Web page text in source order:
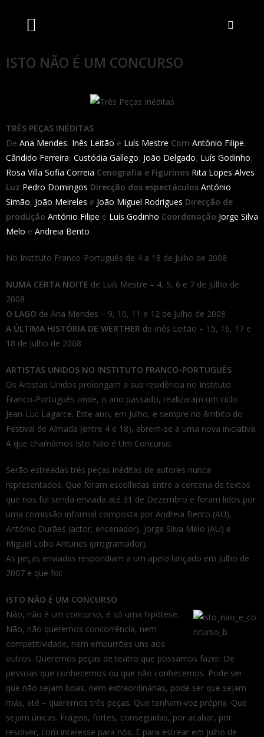
ISTO NÃO É UM CONCURSO
TRÊS PEÇAS INÉDITAS
De Ana Mendes, Inês Leitão e Luís Mestre Com António Filipe,
Cândido Ferreira, Custódia Gallego, João Delgado, Luís Godinho,
Rosa Villa Sofia Correia Cenografia e Figurinos Rita Lopes Alves
Luz Pedro Domingos Direcção dos espectáculos António
Simão, João Meireles e João Miguel Rodrigues Direcção de
produção António Filipe e Luís Godinho Coordenação Jorge Silva
Melo e Andreia Bento
No Instituto Franco-Português de 4 a 18 de Julho de 2008
NUMA CERTA NOITE de Luís Mestre – 4, 5, 6 e 7 de Julho de
2008
O LAGO de Ana Mendes – 9, 10, 11 e 12 de Julho de 2008
A ÚLTIMA HISTÓRIA DE WERTHER de Inês Leitão – 15, 16, 17 e
18 de Julho de 2008
ARTISTAS UNIDOS NO INSTITUTO FRANCO-PORTUGUÊS
Os Artistas Unidos prolongam a sua residência no Instituto
Franco-Português onde, o ano passado, realizaram um ciclo
Jean-Luc Lagarce. Este ano, em Julho, e sempre no âmbito do
Festival de Almada (entre 4 e 18), abrem-se a uma nova iniciativa.
A que chamámos Isto Não é Um Concurso.
Serão estreadas três peças inéditas de autores nunca
representados. Que foram escolhidas entre a centena de textos
que nos foi senda enviada até 31 de Dezembro e foram lidos por
uma comissão informal composta por Andreia Bento (AU),
António Durães (actor, encenador), Jorge Silva Melo (AU) e
Miguel Lobo Antunes (programador).
As peças enviadas respondiam a um apelo lançado em Julho de
2007 e que foi:
ISTO NÃO É UM CONCURSO
Não, não é um concurso, é só uma hipótese.
Não, não queremos concorrência, nem
competitividade, nem empurrões uns aos
outros. Queremos peças de teatro que possamos fazer. De
pessoas que conhecemos ou que não conhecemos. Pode ser
que não sejam boas, nem extraordinárias, pode ser que sejam
más, até – queremos três peças. Que tenham voz própria. Que
sejam únicas. Frágeis, fortes, conseguidas, por acabar, por
resolver, com interesse para nós. E para estrear em Julho de